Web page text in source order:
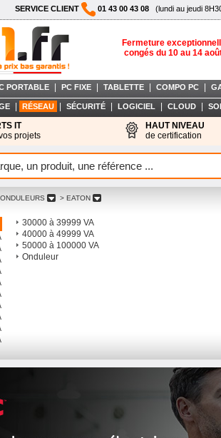
SERVICE CLIENT 01 43 00 43 08 (lundi au jeudi
Fermeture
congés du 10 au 14
PORTABLE PC FIXE TABLETTE COMPO PC
RÉSEAU SÉCURITÉ LOGICIEL CLOUD
IT
projets
HAUT NIVEAU
de certification
> EATON
30000 à 39999 VA
40000 à 49999 VA
50000 à 100000 VA
Onduleur